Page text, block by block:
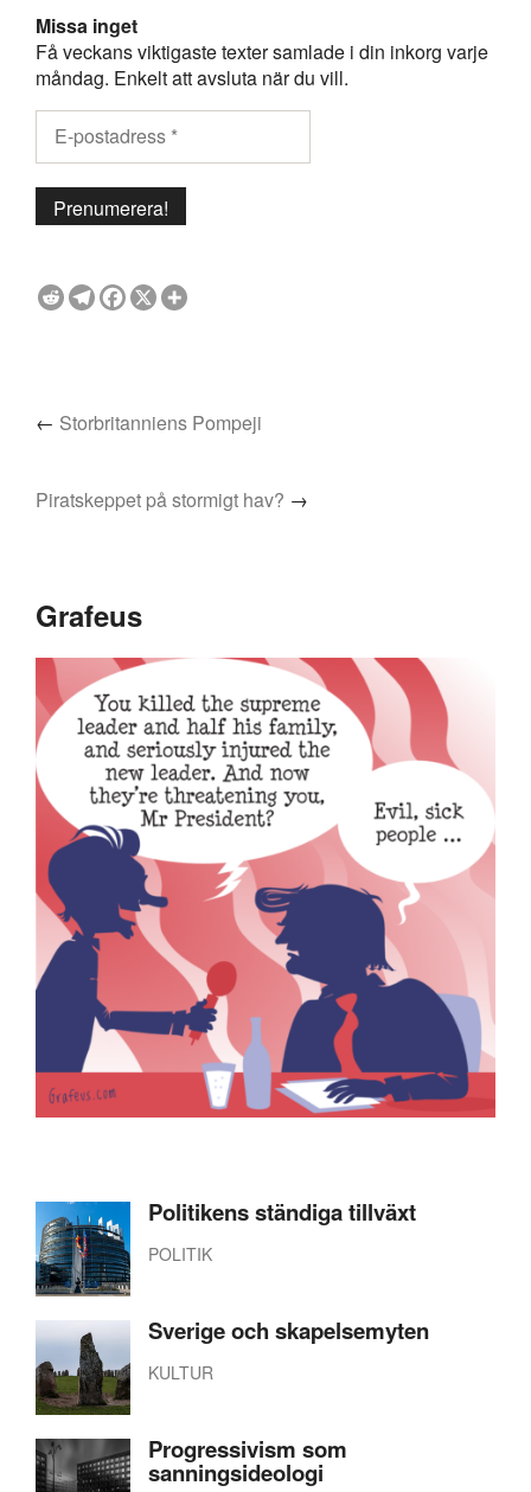
Missa inget
Få veckans viktigaste texter samlade i din inkorg varje
måndag. Enkelt att avsluta när du vill.
← Storbritanniens Pompeji
Piratskeppet på stormigt hav? →
Grafeus
Politikens ständiga tillväxt
POLITIK
Sverige och skapelsemyten
KULTUR
Progressivism som
sanningsideologi